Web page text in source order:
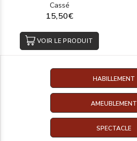
Cassé
15,50€
VOIR LE PRODUIT
HABILLEMENT
AMEUBLEMENT
SPECTACLE